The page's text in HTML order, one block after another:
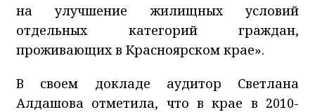
на улучшение жилищных условий
отдельных категорий граждан,
проживающих в Красноярском крае».
В своем докладе аудитор Светлана
Алдашова отметила, что в крае в 2010-